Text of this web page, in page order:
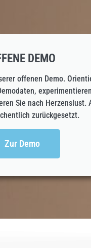
DEMO
offenen Demo.
Sie nach Herzenslust.
zurückgesetzt.
Zur Demo